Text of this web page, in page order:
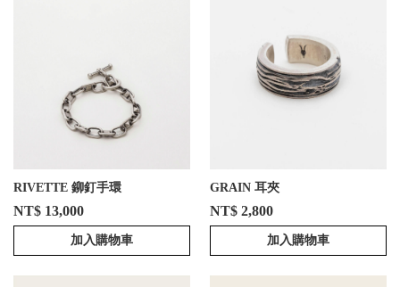
RIVETTE 鉚釘手環
NT$ 13,000
加入購物車
GRAIN 耳夾
NT$ 2,800
加入購物車